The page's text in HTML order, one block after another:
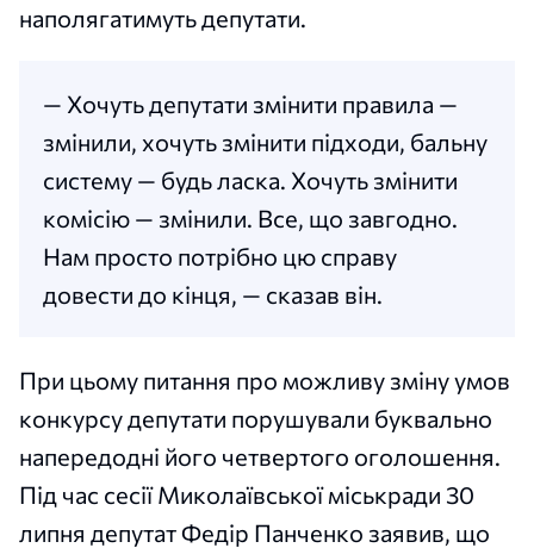
наполягатимуть депутати.
— Хочуть депутати змінити правила —
змінили, хочуть змінити підходи, бальну
систему — будь ласка. Хочуть змінити
комісію — змінили. Все, що завгодно.
Нам просто потрібно цю справу
довести до кінця, — сказав він.
При цьому питання про можливу зміну умов
конкурсу депутати порушували буквально
напередодні його четвертого оголошення.
Під час сесії Миколаївської міськради 30
липня депутат Федір Панченко заявив, що